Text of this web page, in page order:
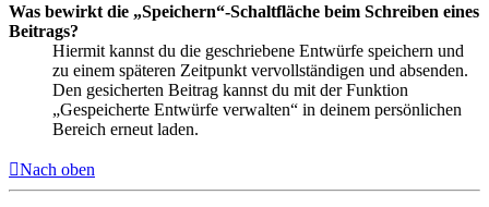
Was bewirkt die „Speichern“-Schaltfläche beim Schreiben eines
Beitrags?
Hiermit kannst du die geschriebene Entwürfe speichern und
zu einem späteren Zeitpunkt vervollständigen und absenden.
Den gesicherten Beitrag kannst du mit der Funktion
„Gespeicherte Entwürfe verwalten“ in deinem persönlichen
Bereich erneut laden.
Nach oben